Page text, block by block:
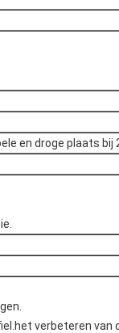
en droge plaats bij
verbeteren